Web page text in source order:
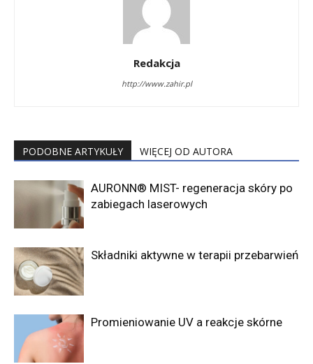
Redakcja
http://www.zahir.pl
PODOBNE ARTYKUŁY WIĘCEJ OD AUTORA
AURONN® MIST- regeneracja skóry po
zabiegach laserowych
Składniki aktywne w terapii przebarwień
Promieniowanie UV a reakcje skórne